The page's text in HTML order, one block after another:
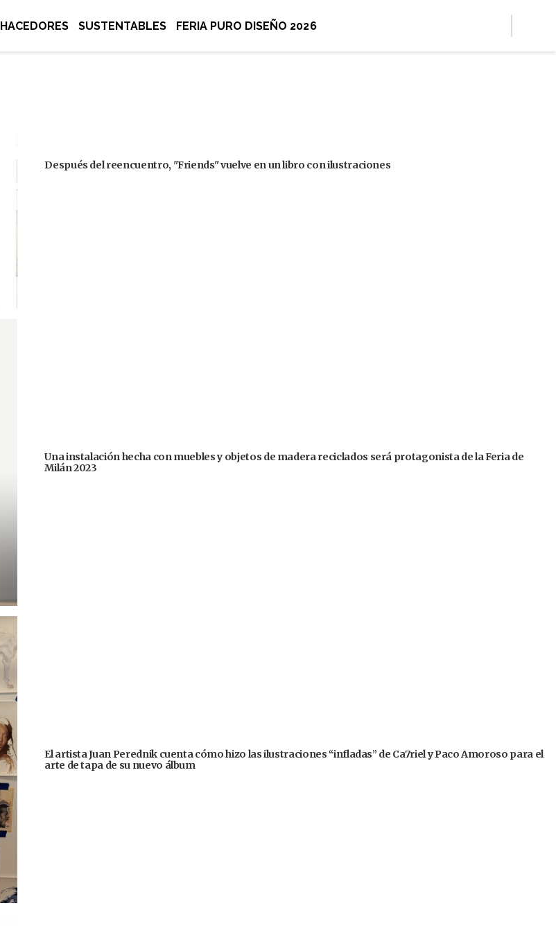
HACEDORES SUSTENTABLES FERIA PURO DISEÑO 2026
Después del reencuentro, "Friends" vuelve en un libro con ilustraciones
Una instalación hecha con muebles y objetos de madera reciclados será protagonista de la Feria de
Milán 2023
El artista Juan Perednik cuenta cómo hizo las ilustraciones “infladas” de Ca7riel y Paco Amoroso para el
arte de tapa de su nuevo álbum